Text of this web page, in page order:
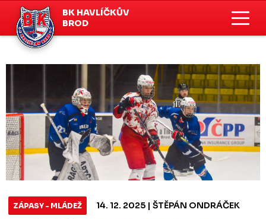
BK HAVLÍČKŮV
BROD
ZÁPASY - MLÁDEŽ 14. 12. 2025 | ŠTĚPÁN ONDRÁČEK